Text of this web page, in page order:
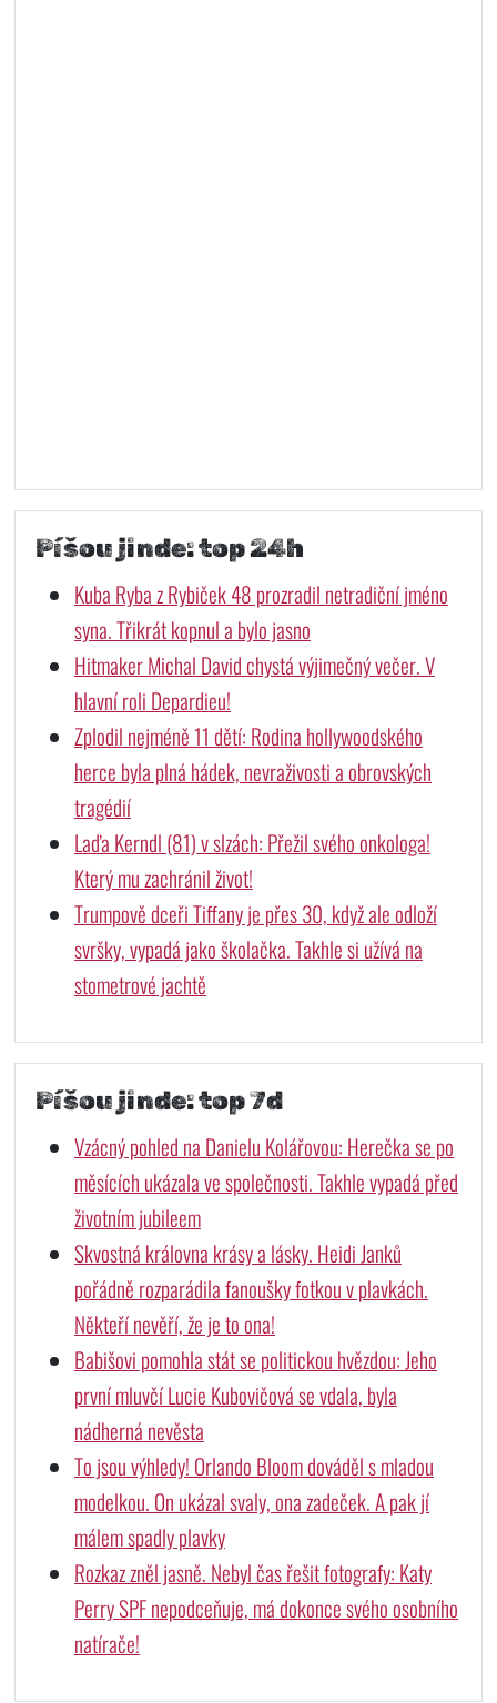
Píšou jinde: top 24h
Kuba Ryba z Rybiček 48 prozradil netradiční jméno
syna. Třikrát kopnul a bylo jasno
Hitmaker Michal David chystá výjimečný večer. V
hlavní roli Depardieu!
Zplodil nejméně 11 dětí: Rodina hollywoodského
herce byla plná hádek, nevraživosti a obrovských
tragédií
Laďa Kerndl (81) v slzách: Přežil svého onkologa!
Který mu zachránil život!
Trumpově dceři Tiffany je přes 30, když ale odloží
svršky, vypadá jako školačka. Takhle si užívá na
stometrové jachtě
Píšou jinde: top 7d
Vzácný pohled na Danielu Kolářovou: Herečka se po
měsících ukázala ve společnosti. Takhle vypadá před
životním jubileem
Skvostná královna krásy a lásky. Heidi Janků
pořádně rozparádila fanoušky fotkou v plavkách.
Někteří nevěří, že je to ona!
Babišovi pomohla stát se politickou hvězdou: Jeho
první mluvčí Lucie Kubovičová se vdala, byla
nádherná nevěsta
To jsou výhledy! Orlando Bloom dováděl s mladou
modelkou. On ukázal svaly, ona zadeček. A pak jí
málem spadly plavky
Rozkaz zněl jasně. Nebyl čas řešit fotografy: Katy
Perry SPF nepodceňuje, má dokonce svého osobního
natírače!